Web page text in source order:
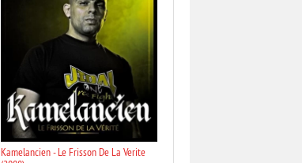
Kamelancien - Le Frisson De La Verite